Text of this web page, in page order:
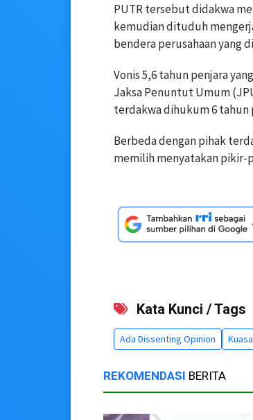
PUTR tersebut didakwa
kemudian dituduh
bendera perusahaan yang
Vonis 5,6 tahun penjara
Jaksa Penuntut Umum
terdakwa dihukum 6 tahun
Berbeda dengan pihak
memilih menyatakan pikir-
Kata Kunci / Tags
Ada Dissenting Opinion
REKOMENDASI BERITA